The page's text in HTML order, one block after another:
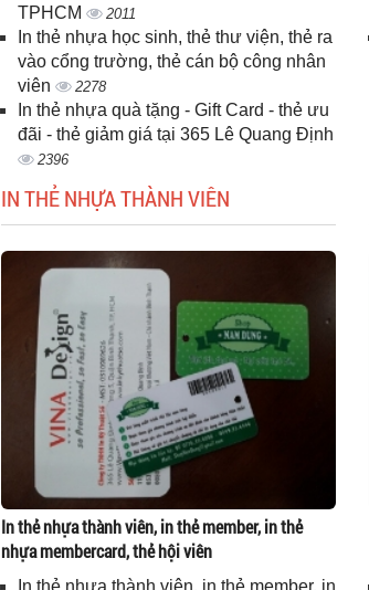
TPHCM
2011
In thẻ nhựa học sinh, thẻ thư viện, thẻ ra
vào cổng trường, thẻ cán bộ công nhân
viên
2278
In thẻ nhựa quà tặng - Gift Card - thẻ ưu
đãi - thẻ giảm giá tại 365 Lê Quang Định
2396
IN THẺ NHỰA THÀNH VIÊN
In thẻ nhựa thành viên, in thẻ member, in thẻ
nhựa membercard, thẻ hội viên
In thẻ nhựa thành viên, in thẻ member, in